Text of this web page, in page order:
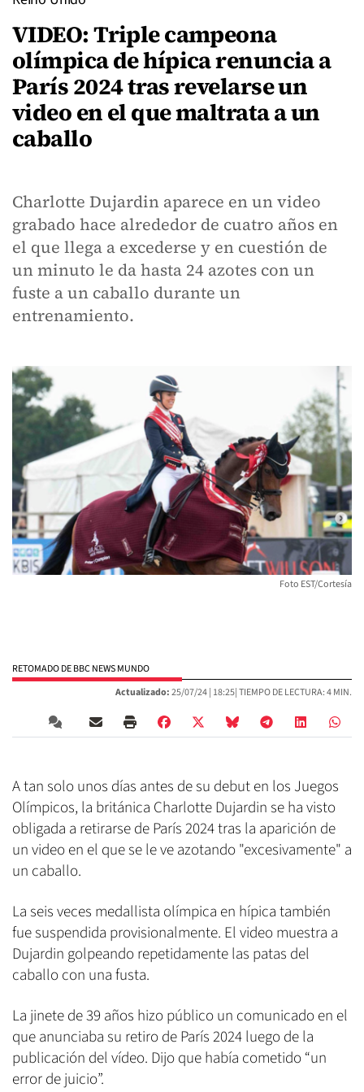
VIDEO: Triple campeona
olímpica de hípica renuncia a
París 2024 tras revelarse un
video en el que maltrata a un
caballo
Charlotte Dujardin aparece en un video
grabado hace alrededor de cuatro años en
el que llega a excederse y en cuestión de
un minuto le da hasta 24 azotes con un
fuste a un caballo durante un
entrenamiento.
Foto EST/Cortesía
RETOMADO DE BBC NEWS MUNDO
Actualizado:25/07/24 | 18:25| TIEMPO DE LECTURA: 4 MIN.
A tan solo unos días antes de su debut en los Juegos
Olímpicos, la británica Charlotte Dujardin se ha visto
obligada a retirarse de París 2024 tras la aparición de
un video en el que se le ve azotando "excesivamente" a
un caballo.
La seis veces medallista olímpica en hípica también
fue suspendida provisionalmente. El video muestra a
Dujardin golpeando repetidamente las patas del
caballo con una fusta.
La jinete de 39 años hizo público un comunicado en el
que anunciaba su retiro de París 2024 luego de la
publicación del vídeo. Dijo que había cometido “un
error de juicio”.